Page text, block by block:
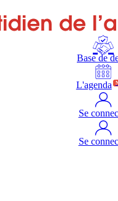
Base de
L'agenda
Se
Se